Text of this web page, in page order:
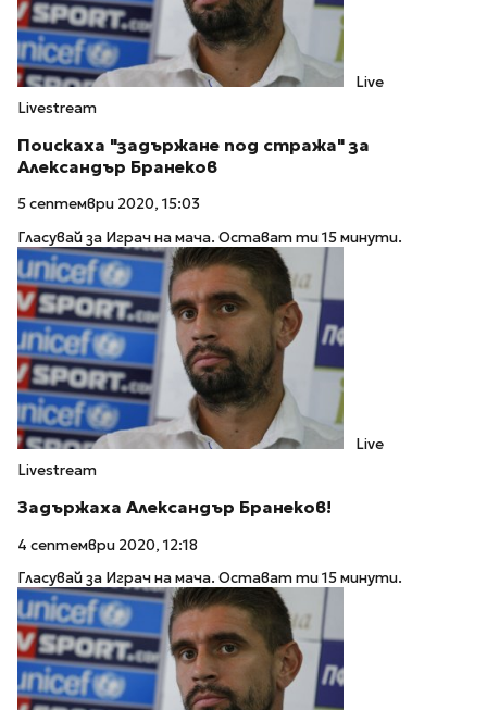
Live
Livestream
Поискаха "задържане под стража" за
Александър Бранеков
5 септември 2020, 15:03
Гласувай за Играч на мача. Остават ти 15 минути.
Live
Livestream
Задържаха Александър Бранеков!
4 септември 2020, 12:18
Гласувай за Играч на мача. Остават ти 15 минути.